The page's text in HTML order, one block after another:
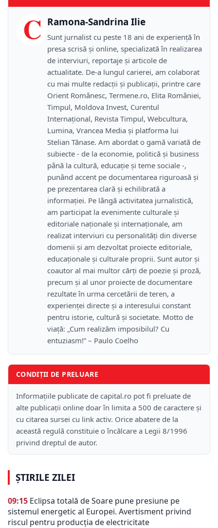
C Ramona-Sandrina Ilie
Sunt jurnalist cu peste 18 ani de experiență în
presa scrisă și online, specializată în realizarea
de interviuri, reportaje și articole de
actualitate. De-a lungul carierei, am colaborat
cu mai multe redacții și publicații, printre care
Orient Românesc, Termene.ro, Elita României,
Timpul, Moldova Invest, Curentul
Internațional, Revista Timpul, Webcultura,
Lumina, Vrancea Media și platforma lui
Stelian Tănase. Am abordat o gamă variată de
subiecte - de la economie, politică și business
până la cultură, educație și teme sociale -,
punând accent pe documentarea riguroasă și
pe prezentarea clară și echilibrată a
informației. Pe lângă activitatea jurnalistică,
am participat la evenimente culturale și
editoriale naționale și internaționale, am
realizat interviuri cu personalități din diverse
domenii și am dezvoltat proiecte editoriale,
educaționale și culturale proprii. Sunt autor și
coautor al mai multor cărți de poezie și proză,
precum și al unor proiecte de documentare
rezultate în urma cercetării de teren, a
experienței directe și a interesului constant
pentru istorie, cultură și societate. Motto de
viață: „Cum realizăm imposibilul? Cu
entuziasm!” – Paulo Coelho
CONDIȚII DE PRELUARE
Informațiile publicate de capital.ro pot fi preluate de
alte publicații online doar în limita a 500 de caractere și
cu citarea sursei cu link activ. Orice abatere de la
această regulă constituie o încălcare a Legii 8/1996
privind dreptul de autor.
ȘTIRILE ZILEI
09:15 Eclipsa totală de Soare pune presiune pe
sistemul energetic al Europei. Avertisment privind
riscul pentru producția de electricitate